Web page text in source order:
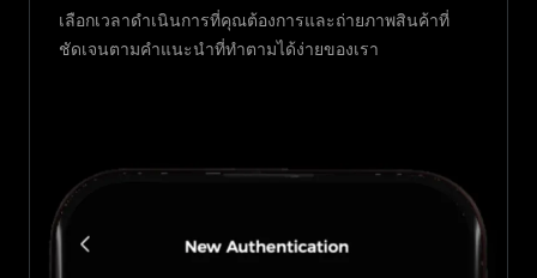
เลือกเวลาดำเนินการที่คุณต้องการและถ่ายภาพสินค้าที่
ชัดเจนตามคำแนะนำที่ทำตามได้ง่ายของเรา